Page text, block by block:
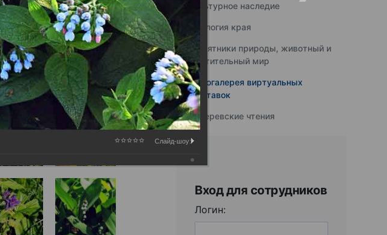
Культурное наследие
Экология края
Памятники природы, животный и
растительный мир
Фотогалерея виртуальных
выставок
Юферевские чтения
Вход для сотрудников
Логин:
Слайд-шоу: